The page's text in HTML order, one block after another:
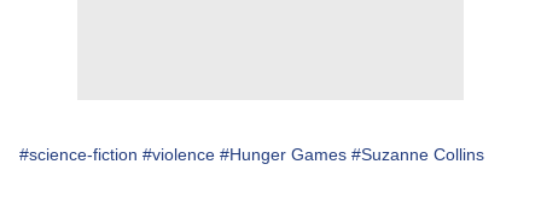
#science-fiction #violence #Hunger Games #Suzanne Collins